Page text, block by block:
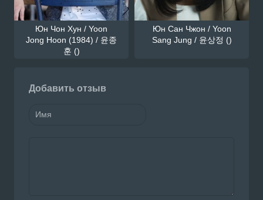
Юн Чон Хун / Yoon
Jong Hoon (1984) / 윤종
훈 ()
Юн Сан Чжон / Yoon
Sang Jung / 윤상정 ()
Добавить отзыв